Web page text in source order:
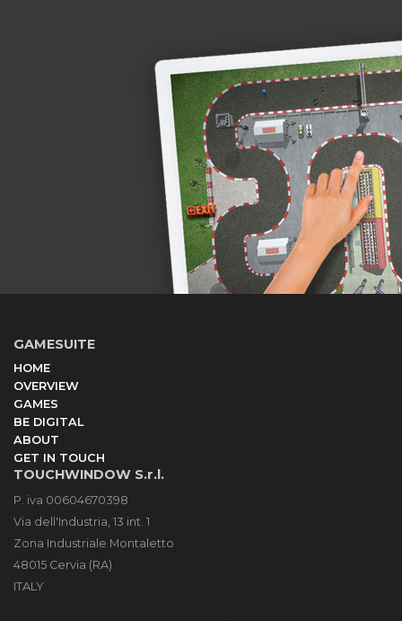
GAMESUITE
HOME
OVERVIEW
GAMES
BE DIGITAL
ABOUT
GET IN TOUCH
TOUCHWINDOW S.r.l.
P. iva 00604670398
Via dell'Industria, 13 int. 1
Zona Industriale Montaletto
48015 Cervia (RA)
ITALY